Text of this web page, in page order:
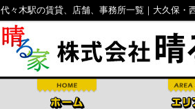
代々木駅の賃貸、店舗、事務所一覧｜大久保・